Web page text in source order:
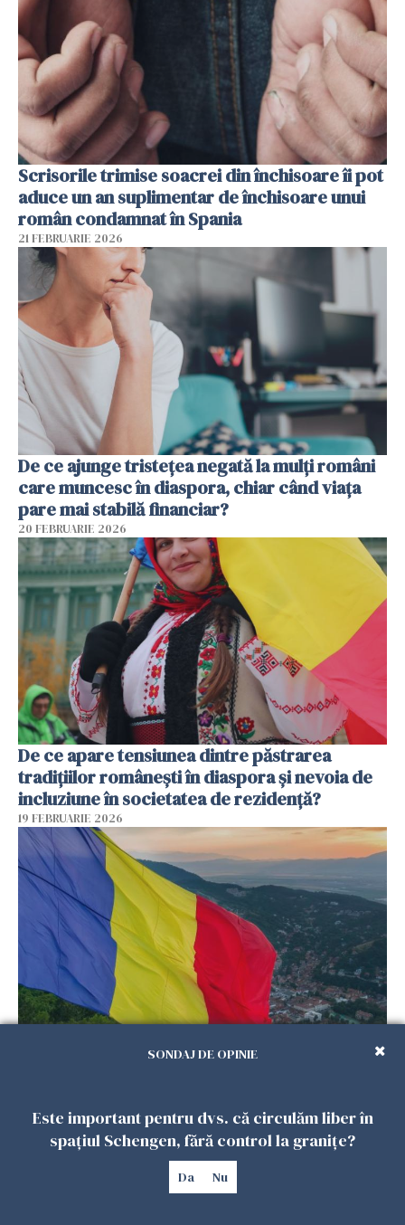
Scrisorile trimise soacrei din închisoare îi pot
aduce un an suplimentar de închisoare unui
român condamnat în Spania
21 FEBRUARIE 2026
De ce ajunge tristețea negată la mulți români
care muncesc în diaspora, chiar când viața
pare mai stabilă financiar?
20 FEBRUARIE 2026
De ce apare tensiunea dintre păstrarea
tradițiilor românești în diaspora și nevoia de
incluziune în societatea de rezidență?
19 FEBRUARIE 2026
De ce „uitarea de sine” devine un risc real
pentru românii din diaspora, chiar când viața
18 FEBRUARIE 2026
SONDAJ DE OPINIE
Este important pentru dvs. că circulăm liber în
spațiul Schengen, fără control la granițe?
Da Nu